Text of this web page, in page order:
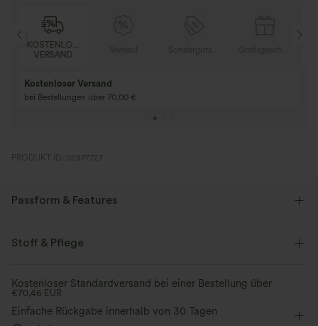
Verkauf
Kaufe 3 und erhalte 1 gratis
Kaufen Sie 4 für 3, kaufen Sie 8 für 6
PRODUKT ID: 02877727
Passform & Features
Trapez
Stoff & Pflege
Kostenloser Standardversand bei einer Bestellung über
€70,46 EUR
Einfache Rückgabe innerhalb von 30 Tagen